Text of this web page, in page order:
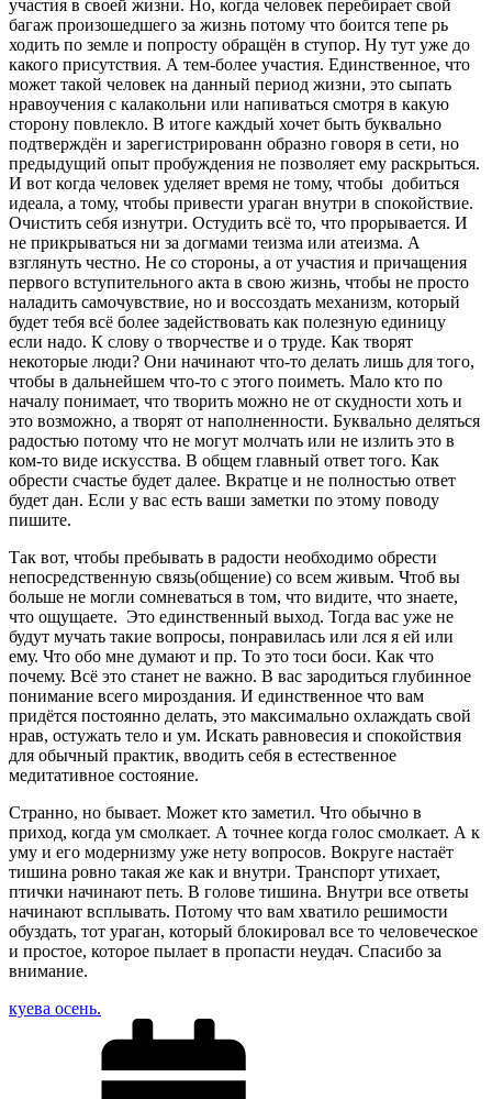
участия в своей жизни. Но, когда человек перебирает свой
багаж произошедшего за жизнь потому что боится тепе рь
ходить по земле и попросту обращён в ступор. Ну тут уже до
какого присутствия. А тем-более участия. Единственное, что
может такой человек на данный период жизни, это сыпать
нравоучения с калакольни или напиваться смотря в какую
сторону повлекло. В итоге каждый хочет быть буквально
подтверждён и зарегистрированн образно говоря в сети, но
предыдущий опыт пробуждения не позволяет ему раскрыться.
И вот когда человек уделяет время не тому, чтобы добиться
идеала, а тому, чтобы привести ураган внутри в спокойствие.
Очистить себя изнутри. Остудить всё то, что прорывается. И
не прикрываться ни за догмами теизма или атеизма. А
взглянуть честно. Не со стороны, а от участия и причащения
первого вступительного акта в свою жизнь, чтобы не просто
наладить самочувствие, но и воссоздать механизм, который
будет тебя всё более задействовать как полезную единицу
если надо. К слову о творчестве и о труде. Как творят
некоторые люди? Они начинают что-то делать лишь для того,
чтобы в дальнейшем что-то с этого поиметь. Мало кто по
началу понимает, что творить можно не от скудности хоть и
это возможно, а творят от наполненности. Буквально деляться
радостью потому что не могут молчать или не излить это в
ком-то виде искусства. В общем главный ответ того. Как
обрести счастье будет далее. Вкратце и не полностью ответ
будет дан. Если у вас есть ваши заметки по этому поводу
пишите.
Так вот, чтобы пребывать в радости необходимо обрести
непосредственную связь(общение) со всем живым. Чтоб вы
больше не могли сомневаться в том, что видите, что знаете,
что ощущаете. Это единственный выход. Тогда вас уже не
будут мучать такие вопросы, понравилась или лся я ей или
ему. Что обо мне думают и пр. То это тоси боси. Как что
почему. Всё это станет не важно. В вас зародиться глубинное
понимание всего мироздания. И единственное что вам
придётся постоянно делать, это максимально охлаждать свой
нрав, остужать тело и ум. Искать равновесия и спокойствия
для обычный практик, вводить себя в естественное
медитативное состояние.
Странно, но бывает. Может кто заметил. Что обычно в
приход, когда ум смолкает. А точнее когда голос смолкает. А к
уму и его модернизму уже нету вопросов. Вокруге настаёт
тишина ровно такая же как и внутри. Транспорт утихает,
птички начинают петь. В голове тишина. Внутри все ответы
начинают всплывать. Потому что вам хватило решимости
обуздать, тот ураган, который блокировал все то человеческое
и простое, которое пылает в пропасти неудач. Спасибо за
внимание.
куева осень.